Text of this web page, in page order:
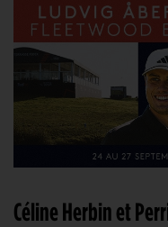
Céline Herbin et